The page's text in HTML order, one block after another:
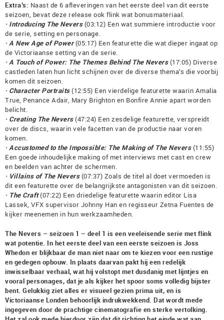
Extra’s: Naast de 6 afleveringen van het eerste deel van dit eerste
seizoen, bevat deze release ook flink wat bonusmateriaal.
· Introducing The Nevers(03:12) Een wat summiere introductie voor
de serie, setting en personage.
· A New Age of Power(05:17) Een featurette die wat dieper ingaat op
de Victoriaanse setting van de serie.
· A Touch of Power: The Themes Behind The Nevers(17:05) Diverse
castleden laten hun licht schijnen over de diverse thema’s die voorbij
komen dit seizoen.
· Character Portraits(12:55) Een vierdelige featurette waarin Amalia
True, Penance Adair, Mary Brighton en Bonfire Annie apart worden
belicht.
· Creating The Nevers(47:24) Een zesdelige featurette, verspreidt
over de discs, waarin vele facetten van de productie naar voren
komen.
· Accustomed to the Impossible: The Making of The Nevers(11:55)
Een goede inhoudelijke making of met interviews met cast en crew
en beelden van achter de schermen.
· Villains of The Nevers(07:37) Zoals de titel al doet vermoeden is
dit een featurette over de belangrijkste antagonisten van dit seizoen.
· The Craft(07:22) Een driedelige featurette waarin editor Lisa
Lassek, VFX supervisor Johnny Han en regisseur Zetna Fuentes de
kijker meenemen in hun werkzaamheden.
The Nevers – seizoen 1 – deel 1 is een veeleisende serie met flink
wat potentie. In het eerste deel van een eerste seizoen is Joss
Whedon er blijkbaar de man niet naar om te kiezen voor een rustige
en gedegen opbouw. In plaats daarvan pakt hij een redelijk
inwisselbaar verhaal, wat hij volstopt met dusdanig met lijntjes en
vooral personages, dat je als kijker het spoor soms volledig bijster
bent. Gelukkig ziet alles er visueel gezien prima uit, en is
Victoriaanse Londen behoorlijk indrukwekkend. Dat wordt mede
ingegeven door de prachtige cinematografie en sterke vertolking.